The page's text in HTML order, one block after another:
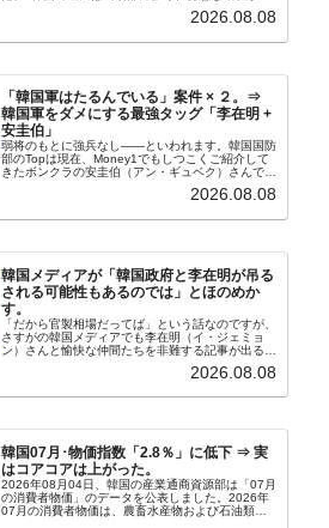
たといわれます（後述）。これは、いわゆる「塩田
2026.08.08
「韓国軍はたるんでいる」案件 × ２。⇒
韓国軍をダメにする最強タッグ「李在明 +
安圭伯」
弱将のもとに強兵なし――といわれます。韓国国防
部のTopは現在、Money1でもしつこくご紹介して
きたボンクラの安圭伯（アン・ギュベク）さんで
さんと「韓国初の文官上がり」の国防部長官安圭伯
2026.08.08
韓国メディアが「韓国政府と李在明が吊る
される可能性もあるのでは」とほのめか
す。
「だから官製相場だってば」という話なのですが、
さすがの韓国メディアでも李在明（イ・ジェミョ
ン）さんと愉快な仲間たちを非難する記事が出るよ
『朝鮮日報』に面白い記事が出ています。「東西南
2026.08.08
韓国07月･物価指数「2.8％」に低下 ⇒ 実
はコアコアは上がった。
2026年08月04日、韓国の産業通商資源部は「07月
の消費者物価」のデータを公表しました。2026年
07月の消費者物価は、農畜水産物および石油類の